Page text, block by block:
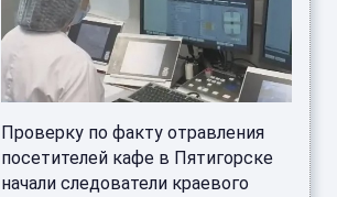
Проверку по факту отравления
посетителей кафе в Пятигорске
начали следователи краевого